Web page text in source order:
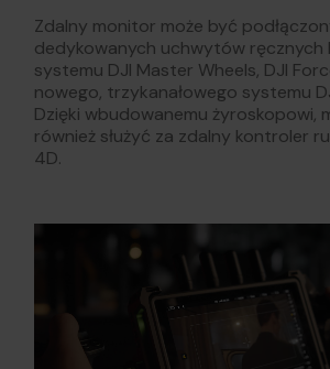
Zdalny monitor może być
dedykowanych uchwytów ręcznych
systemu DJI Master Wheels, DJI
nowego, trzykanałowego systemu
Dzięki wbudowanemu żyroskopowi,
również służyć za zdalny kontroler
4D.